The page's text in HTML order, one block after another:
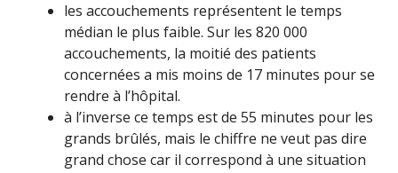
les accouchements représentent le temps
médian le plus faible. Sur les 820 000
accouchements, la moitié des patients
concernées a mis moins de 17 minutes pour se
rendre à l’hôpital.
à l’inverse ce temps est de 55 minutes pour les
grands brûlés, mais le chiffre ne veut pas dire
grand chose car il correspond à une situation